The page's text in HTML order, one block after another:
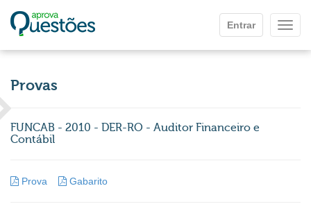
Entrar
Provas
FUNCAB - 2010 - DER-RO - Auditor Financeiro e
Contábil
Prova Gabarito